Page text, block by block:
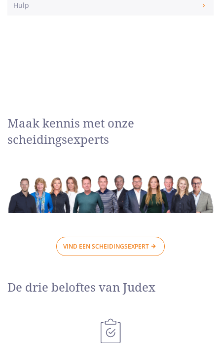
Hulp
Maak kennis met onze
scheidingsexperts
VIND EEN SCHEIDINGSEXPERT
De drie beloftes van Judex